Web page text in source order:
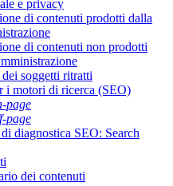
e privacy
di contenuti prodotti dalla
di contenuti non prodotti
soggetti ritratti
i motori di ricerca (SEO)
page
page
diagnostica SEO: Search
dei contenuti